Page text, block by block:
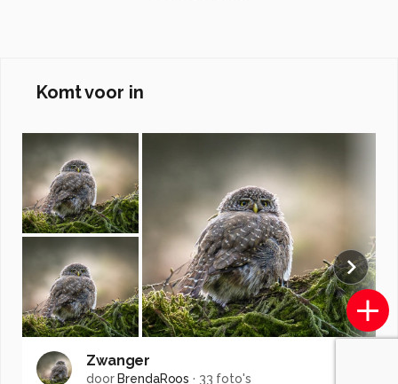
Komt voor in
Zwanger
doorBrendaRoos · 33 foto's